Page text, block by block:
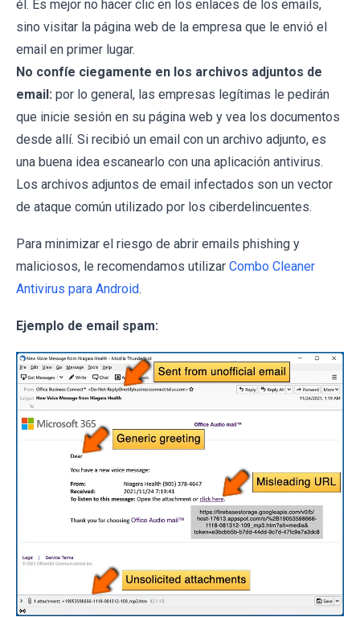
él. Es mejor no hacer clic en los enlaces de los emails,
sino visitar la página web de la empresa que le envió el
email en primer lugar.
No confíe ciegamente en los archivos adjuntos de
email: por lo general, las empresas legítimas le pedirán
que inicie sesión en su página web y vea los documentos
desde allí. Si recibió un email con un archivo adjunto, es
una buena idea escanearlo con una aplicación antivirus.
Los archivos adjuntos de email infectados son un vector
de ataque común utilizado por los ciberdelincuentes.
Para minimizar el riesgo de abrir emails phishing y
maliciosos, le recomendamos utilizar Combo Cleaner
Antivirus para Android.
Ejemplo de email spam: